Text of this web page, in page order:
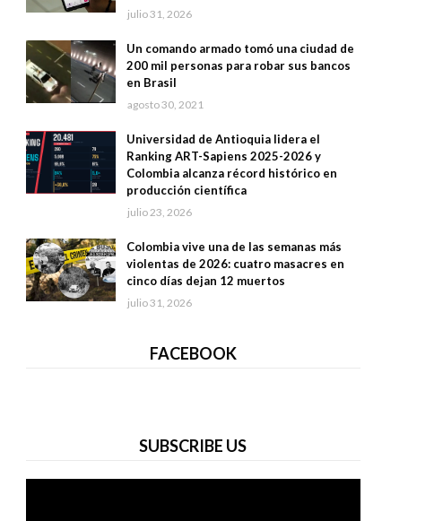
julio 31, 2026
Un comando armado tomó una ciudad de
200 mil personas para robar sus bancos
en Brasil
agosto 30, 2021
Universidad de Antioquia lidera el
Ranking ART-Sapiens 2025-2026 y
Colombia alcanza récord histórico en
producción científica
julio 23, 2026
Colombia vive una de las semanas más
violentas de 2026: cuatro masacres en
cinco días dejan 12 muertos
julio 31, 2026
FACEBOOK
SUBSCRIBE US